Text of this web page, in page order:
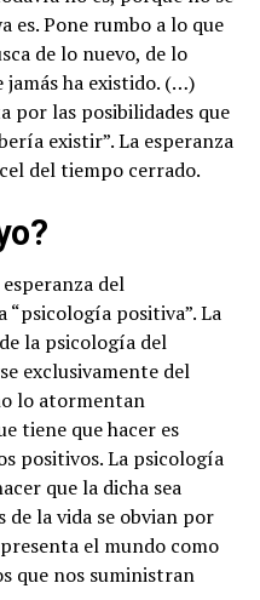
es. Pone rumbo a lo que
de lo nuevo, de lo
ha existido. (…)
por las posibilidades que
existir”. La esperanza
del tiempo cerrado.
del
“psicología positiva”. La
la psicología del
exclusivamente del
lo atormentan
tiene que hacer es
positivos. La psicología
que la dicha sea
de la vida se obvian por
el mundo como
que nos suministran